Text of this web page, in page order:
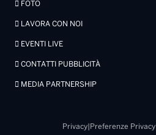
FOTO
LAVORA CON NOI
EVENTI LIVE
CONTATTI PUBBLICITÀ
MEDIA PARTNERSHIP
Privacy| Preferenze Privacy|